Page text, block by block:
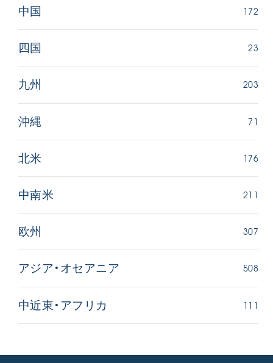
中国 172
四国 23
九州 203
沖縄 71
北米 176
中南米 211
欧州 307
アジア・オセアニア 508
中近東・アフリカ 111